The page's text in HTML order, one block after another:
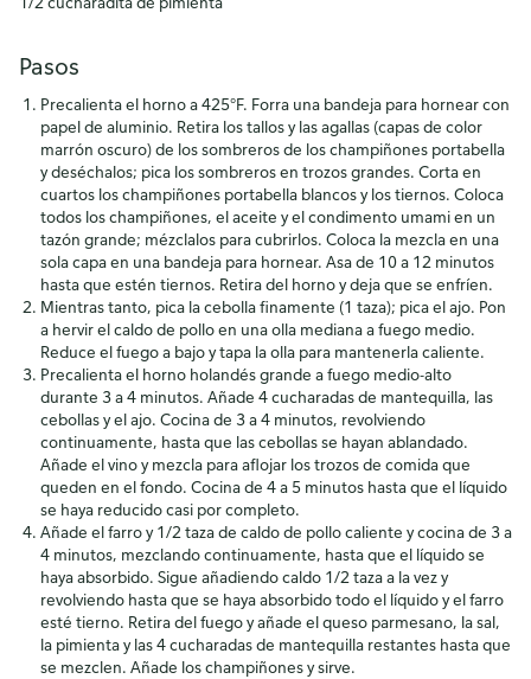
Pasos
Precalienta el horno a 425°F. Forra una bandeja para hornear con
papel de aluminio. Retira los tallos y las agallas (capas de color
marrón oscuro) de los sombreros de los champiñones portabella
y deséchalos; pica los sombreros en trozos grandes. Corta en
cuartos los champiñones portabella blancos y los tiernos. Coloca
todos los champiñones, el aceite y el condimento umami en un
tazón grande; mézclalos para cubrirlos. Coloca la mezcla en una
sola capa en una bandeja para hornear. Asa de 10 a 12 minutos
hasta que estén tiernos. Retira del horno y deja que se enfríen.
Mientras tanto, pica la cebolla finamente (1 taza); pica el ajo. Pon
a hervir el caldo de pollo en una olla mediana a fuego medio.
Reduce el fuego a bajo y tapa la olla para mantenerla caliente.
Precalienta el horno holandés grande a fuego medio-alto
durante 3 a 4 minutos. Añade 4 cucharadas de mantequilla, las
cebollas y el ajo. Cocina de 3 a 4 minutos, revolviendo
continuamente, hasta que las cebollas se hayan ablandado.
Añade el vino y mezcla para aflojar los trozos de comida que
queden en el fondo. Cocina de 4 a 5 minutos hasta que el líquido
se haya reducido casi por completo.
Añade el farro y 1/2 taza de caldo de pollo caliente y cocina de 3 a
4 minutos, mezclando continuamente, hasta que el líquido se
haya absorbido. Sigue añadiendo caldo 1/2 taza a la vez y
revolviendo hasta que se haya absorbido todo el líquido y el farro
esté tierno. Retira del fuego y añade el queso parmesano, la sal,
la pimienta y las 4 cucharadas de mantequilla restantes hasta que
se mezclen. Añade los champiñones y sirve.